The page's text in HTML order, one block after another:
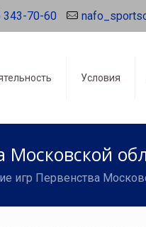
343-70-60
Условия
Московской
игр Первенства